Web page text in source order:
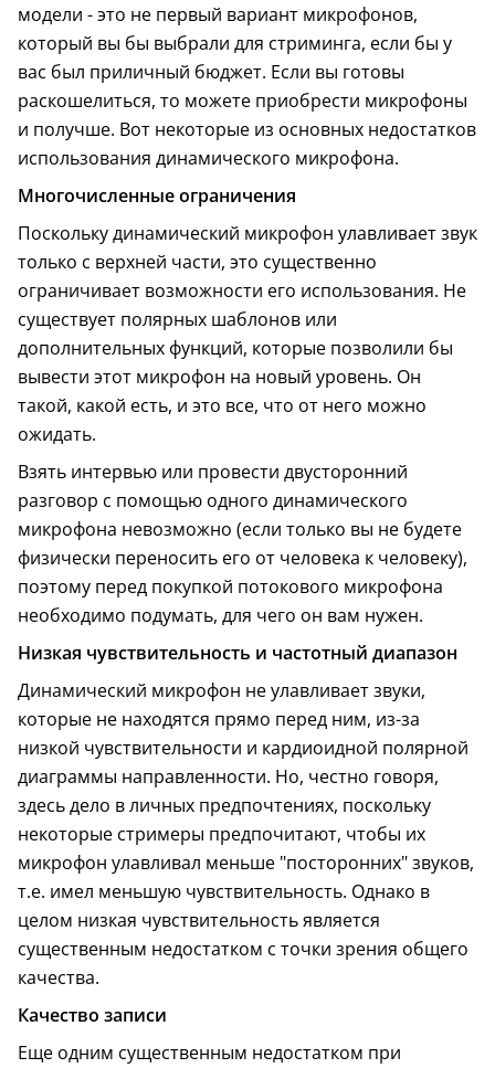
модели - это не первый вариант микрофонов,
который вы бы выбрали для стриминга, если бы у
вас был приличный бюджет. Если вы готовы
раскошелиться, то можете приобрести микрофоны
и получше. Вот некоторые из основных недостатков
использования динамического микрофона.
Многочисленные ограничения
Поскольку динамический микрофон улавливает звук
только с верхней части, это существенно
ограничивает возможности его использования. Не
существует полярных шаблонов или
дополнительных функций, которые позволили бы
вывести этот микрофон на новый уровень. Он
такой, какой есть, и это все, что от него можно
ожидать.
Взять интервью или провести двусторонний
разговор с помощью одного динамического
микрофона невозможно (если только вы не будете
физически переносить его от человека к человеку),
поэтому перед покупкой потокового микрофона
необходимо подумать, для чего он вам нужен.
Низкая чувствительность и частотный диапазон
Динамический микрофон не улавливает звуки,
которые не находятся прямо перед ним, из-за
низкой чувствительности и кардиоидной полярной
диаграммы направленности. Но, честно говоря,
здесь дело в личных предпочтениях, поскольку
некоторые стримеры предпочитают, чтобы их
микрофон улавливал меньше "посторонних" звуков,
т.е. имел меньшую чувствительность. Однако в
целом низкая чувствительность является
существенным недостатком с точки зрения общего
качества.
Качество записи
Еще одним существенным недостатком при